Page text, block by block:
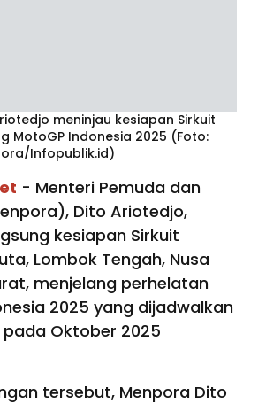
meninjau kesiapan Sirkuit
MotoGP Indonesia 2025 (Foto:
Infopublik.id)
- Menteri Pemuda dan
Dito Ariotedjo,
kesiapan Sirkuit
Lombok Tengah, Nusa
menjelang perhelatan
2025 yang dijadwalkan
Oktober 2025
tersebut, Menpora Dito